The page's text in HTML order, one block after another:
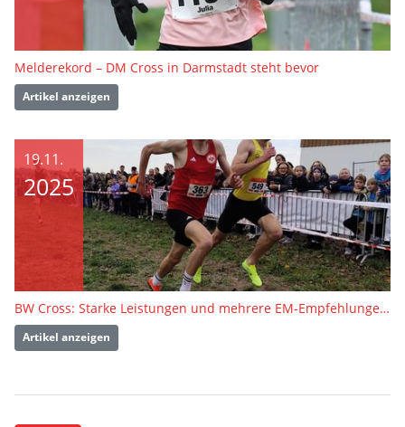
Melderekord – DM Cross in Darmstadt steht bevor
Artikel anzeigen
19.11.
2025
BW Cross: Starke Leistungen und mehrere EM-Empfehlungen beim Sparkassen-Cross in Pforzheim
Artikel anzeigen